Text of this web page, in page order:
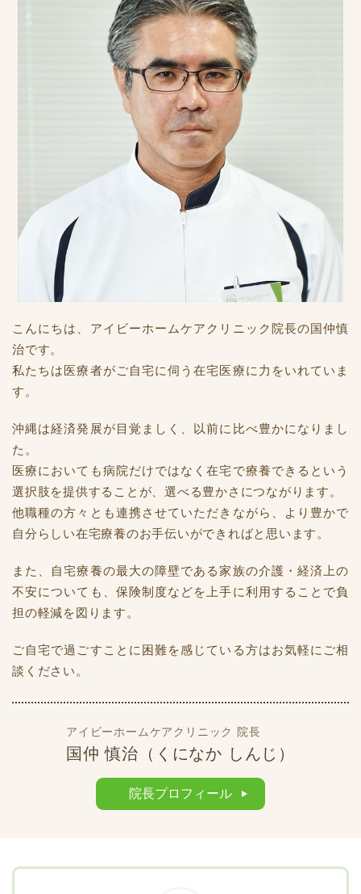
こんにちは、アイビーホームケアクリニック院長の国仲慎
治です。
私たちは医療者がご自宅に伺う在宅医療に力をいれていま
す。
沖縄は経済発展が目覚ましく、以前に比べ豊かになりまし
た。
医療においても病院だけではなく在宅で療養できるという
選択肢を提供することが、選べる豊かさにつながります。
他職種の方々とも連携させていただきながら、より豊かで
自分らしい在宅療養のお手伝いができればと思います。
また、自宅療養の最大の障壁である家族の介護・経済上の
不安についても、保険制度などを上手に利用することで負
担の軽減を図ります。
ご自宅で過ごすことに困難を感じている方はお気軽にご相
談ください。
アイビーホームケアクリニック 院長
国仲 慎治（くになか しんじ）
院長プロフィール